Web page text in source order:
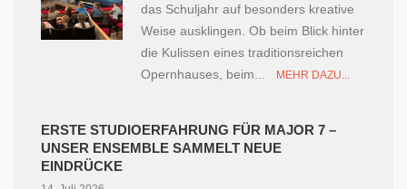
das Schuljahr auf besonders kreative
Weise ausklingen. Ob beim Blick hinter
die Kulissen eines traditionsreichen
Opernhauses, beim...
MEHR DAZU...
ERSTE STUDIOERFAHRUNG FÜR MAJOR 7 –
UNSER ENSEMBLE SAMMELT NEUE
EINDRÜCKE